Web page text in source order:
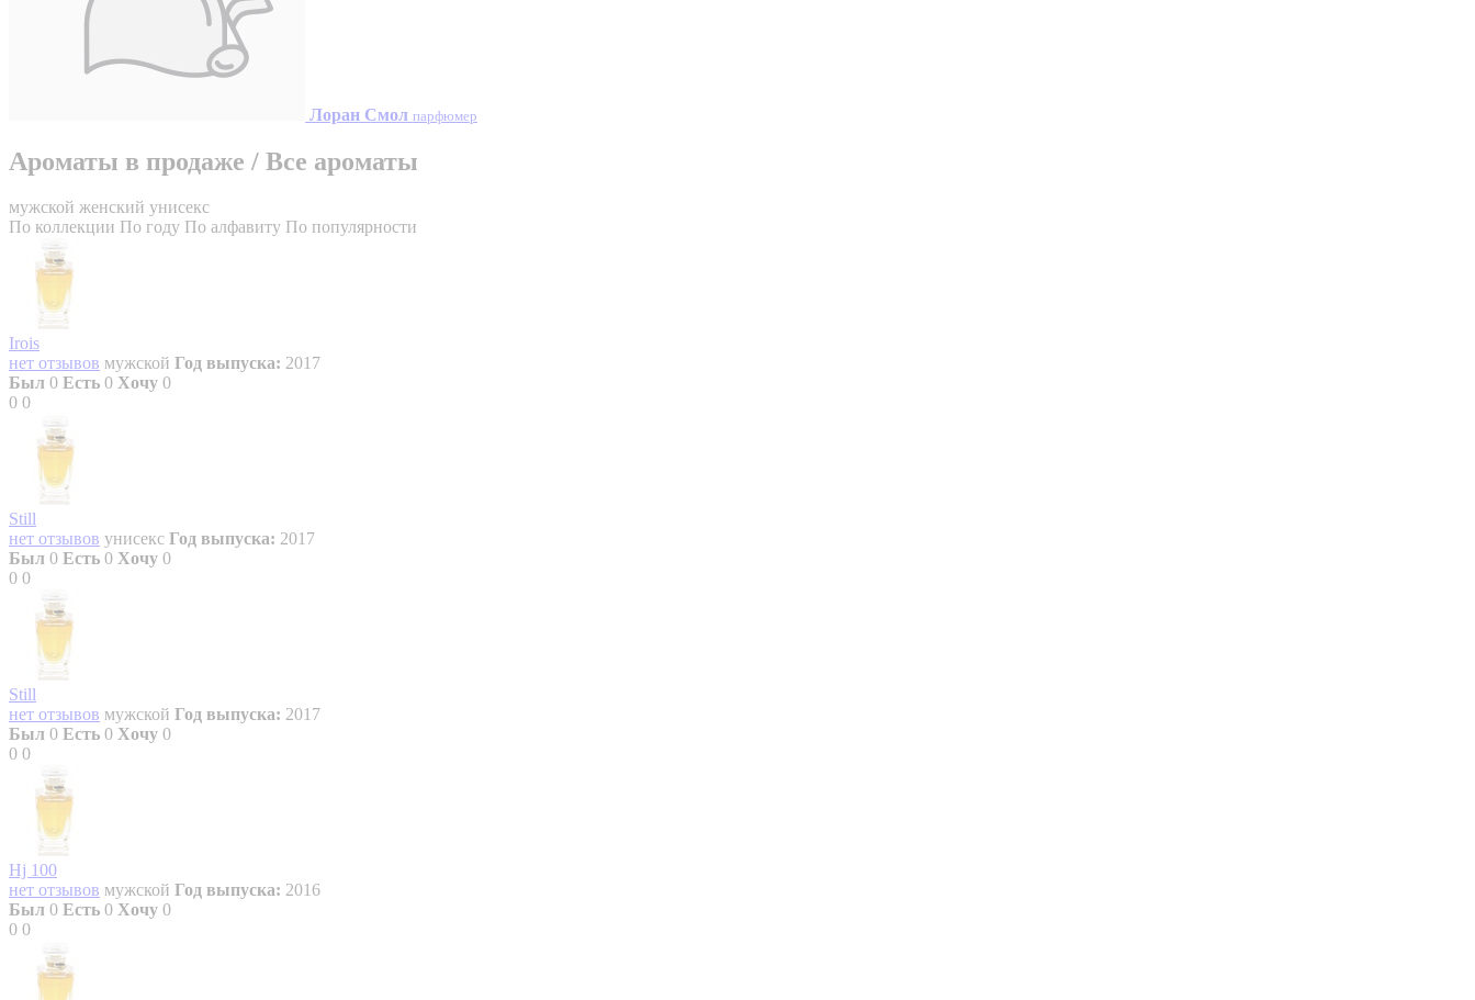
Лоран Смол парфюмер
Ароматы в продаже / Все ароматы
мужской женский унисекс
По коллекции По году По алфавиту По популярности
Irois
нет отзывов мужской Год выпуска: 2017
Был 0 Есть 0 Хочу 0
0 0
Still
нет отзывов унисекс Год выпуска: 2017
Был 0 Есть 0 Хочу 0
0 0
Still
нет отзывов мужской Год выпуска: 2017
Был 0 Есть 0 Хочу 0
0 0
Hj 100
нет отзывов мужской Год выпуска: 2016
Был 0 Есть 0 Хочу 0
0 0